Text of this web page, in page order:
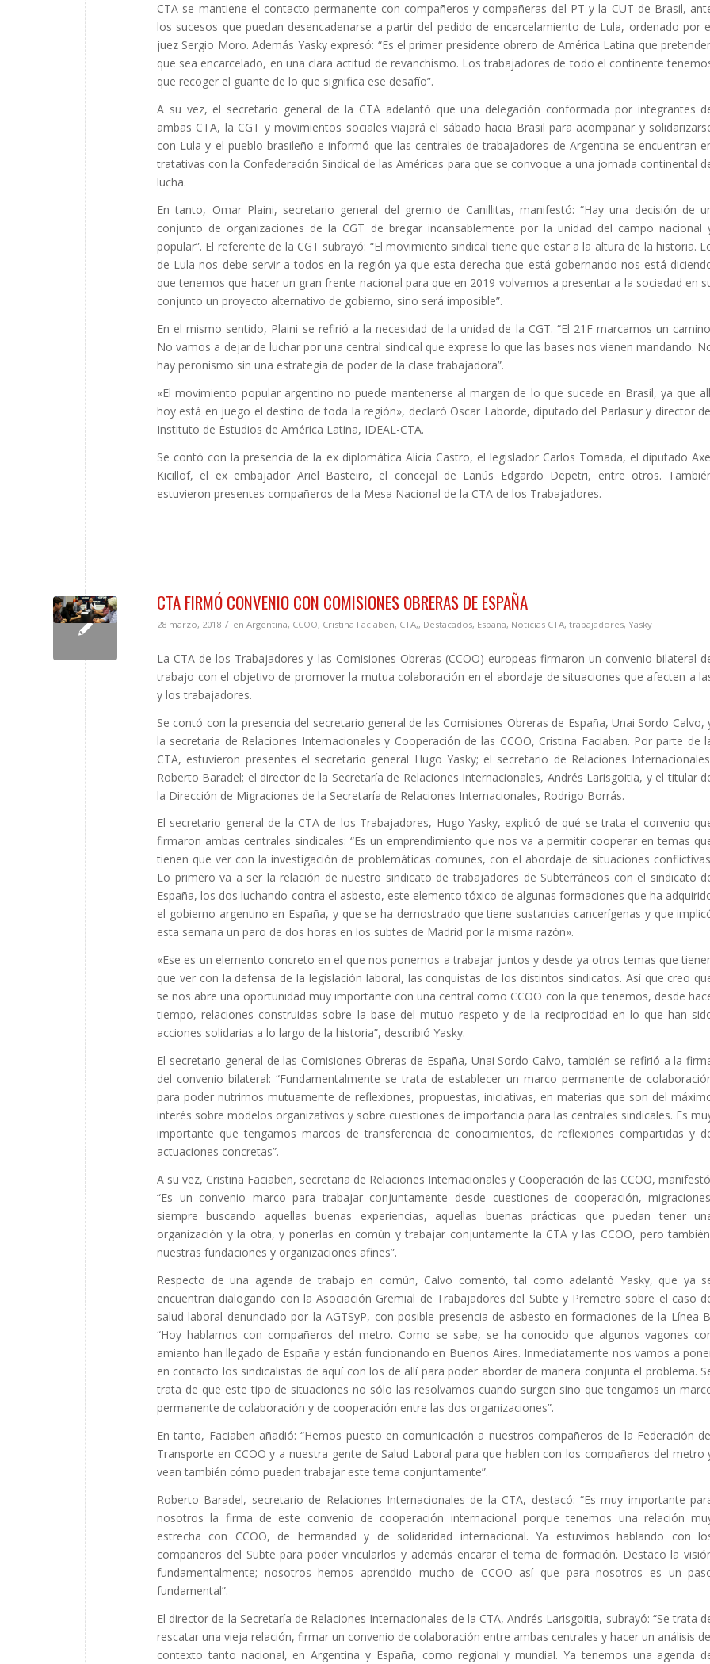
CTA se mantiene el contacto permanente con compañeros y compañeras del PT y la CUT de Brasil,
los sucesos que puedan desencadenarse a partir del pedido de encarcelamiento de Lula, ordenado por
juez Sergio Moro. Además Yasky expresó: “Es el primer presidente obrero de América Latina que
que sea encarcelado, en una clara actitud de revanchismo. Los trabajadores de todo el continente
que recoger el guante de lo que significa ese desafío”.
A su vez, el secretario general de la CTA adelantó que una delegación conformada por integrantes
ambas CTA, la CGT y movimientos sociales viajará el sábado hacia Brasil para acompañar y
con Lula y el pueblo brasileño e informó que las centrales de trabajadores de Argentina se encuentran
tratativas con la Confederación Sindical de las Américas para que se convoque a una jornada continental
lucha.
En tanto, Omar Plaini, secretario general del gremio de Canillitas, manifestó: “Hay una decisión de
conjunto de organizaciones de la CGT de bregar incansablemente por la unidad del campo nacional
popular”. El referente de la CGT subrayó: “El movimiento sindical tiene que estar a la altura de la historia.
de Lula nos debe servir a todos en la región ya que esta derecha que está gobernando nos está
que tenemos que hacer un gran frente nacional para que en 2019 volvamos a presentar a la sociedad en
conjunto un proyecto alternativo de gobierno, sino será imposible”.
En el mismo sentido, Plaini se refirió a la necesidad de la unidad de la CGT. “El 21F marcamos un
No vamos a dejar de luchar por una central sindical que exprese lo que las bases nos vienen mandando.
hay peronismo sin una estrategia de poder de la clase trabajadora”.
«El movimiento popular argentino no puede mantenerse al margen de lo que sucede en Brasil, ya que
hoy está en juego el destino de toda la región», declaró Oscar Laborde, diputado del Parlasur y director
Instituto de Estudios de América Latina, IDEAL-CTA.
Se contó con la presencia de la ex diplomática Alicia Castro, el legislador Carlos Tomada, el diputado
Kicillof, el ex embajador Ariel Basteiro, el concejal de Lanús Edgardo Depetri, entre otros.
estuvieron presentes compañeros de la Mesa Nacional de la CTA de los Trabajadores.
CTA FIRMÓ CONVENIO CON COMISIONES OBRERAS DE ESPAÑA
28 marzo, 2018 / en Argentina, CCOO, Cristina Faciaben, CTA,, Destacados, España, Noticias CTA, trabajadores, Yasky
La CTA de los Trabajadores y las Comisiones Obreras (CCOO) europeas firmaron un convenio bilateral
trabajo con el objetivo de promover la mutua colaboración en el abordaje de situaciones que afecten a
y los trabajadores.
Se contó con la presencia del secretario general de las Comisiones Obreras de España, Unai Sordo Calvo,
la secretaria de Relaciones Internacionales y Cooperación de las CCOO, Cristina Faciaben. Por parte de
CTA, estuvieron presentes el secretario general Hugo Yasky; el secretario de Relaciones
Roberto Baradel; el director de la Secretaría de Relaciones Internacionales, Andrés Larisgoitia, y el titular
la Dirección de Migraciones de la Secretaría de Relaciones Internacionales, Rodrigo Borrás.
El secretario general de la CTA de los Trabajadores, Hugo Yasky, explicó de qué se trata el convenio
firmaron ambas centrales sindicales: “Es un emprendimiento que nos va a permitir cooperar en temas
tienen que ver con la investigación de problemáticas comunes, con el abordaje de situaciones
Lo primero va a ser la relación de nuestro sindicato de trabajadores de Subterráneos con el sindicato
España, los dos luchando contra el asbesto, este elemento tóxico de algunas formaciones que ha
el gobierno argentino en España, y que se ha demostrado que tiene sustancias cancerígenas y que
esta semana un paro de dos horas en los subtes de Madrid por la misma razón».
«Ese es un elemento concreto en el que nos ponemos a trabajar juntos y desde ya otros temas que
que ver con la defensa de la legislación laboral, las conquistas de los distintos sindicatos. Así que creo
se nos abre una oportunidad muy importante con una central como CCOO con la que tenemos, desde
tiempo, relaciones construidas sobre la base del mutuo respeto y de la reciprocidad en lo que han
acciones solidarias a lo largo de la historia”, describió Yasky.
El secretario general de las Comisiones Obreras de España, Unai Sordo Calvo, también se refirió a la
del convenio bilateral: “Fundamentalmente se trata de establecer un marco permanente de
para poder nutrirnos mutuamente de reflexiones, propuestas, iniciativas, en materias que son del
interés sobre modelos organizativos y sobre cuestiones de importancia para las centrales sindicales. Es
importante que tengamos marcos de transferencia de conocimientos, de reflexiones compartidas y
actuaciones concretas”.
A su vez, Cristina Faciaben, secretaria de Relaciones Internacionales y Cooperación de las CCOO,
“Es un convenio marco para trabajar conjuntamente desde cuestiones de cooperación,
siempre buscando aquellas buenas experiencias, aquellas buenas prácticas que puedan tener
organización y la otra, y ponerlas en común y trabajar conjuntamente la CTA y las CCOO, pero
nuestras fundaciones y organizaciones afines”.
Respecto de una agenda de trabajo en común, Calvo comentó, tal como adelantó Yasky, que ya
encuentran dialogando con la Asociación Gremial de Trabajadores del Subte y Premetro sobre el caso
salud laboral denunciado por la AGTSyP, con posible presencia de asbesto en formaciones de la Línea
“Hoy hablamos con compañeros del metro. Como se sabe, se ha conocido que algunos vagones
amianto han llegado de España y están funcionando en Buenos Aires. Inmediatamente nos vamos a
en contacto los sindicalistas de aquí con los de allí para poder abordar de manera conjunta el problema.
trata de que este tipo de situaciones no sólo las resolvamos cuando surgen sino que tengamos un
permanente de colaboración y de cooperación entre las dos organizaciones”.
En tanto, Faciaben añadió: “Hemos puesto en comunicación a nuestros compañeros de la Federación
Transporte en CCOO y a nuestra gente de Salud Laboral para que hablen con los compañeros del metro
vean también cómo pueden trabajar este tema conjuntamente”.
Roberto Baradel, secretario de Relaciones Internacionales de la CTA, destacó: “Es muy importante
nosotros la firma de este convenio de cooperación internacional porque tenemos una relación
estrecha con CCOO, de hermandad y de solidaridad internacional. Ya estuvimos hablando con
compañeros del Subte para poder vincularlos y además encarar el tema de formación. Destaco la
fundamentalmente; nosotros hemos aprendido mucho de CCOO así que para nosotros es un
fundamental”.
El director de la Secretaría de Relaciones Internacionales de la CTA, Andrés Larisgoitia, subrayó: “Se trata
rescatar una vieja relación, firmar un convenio de colaboración entre ambas centrales y hacer un análisis
contexto tanto nacional, en Argentina y España, como regional y mundial. Ya tenemos una agenda